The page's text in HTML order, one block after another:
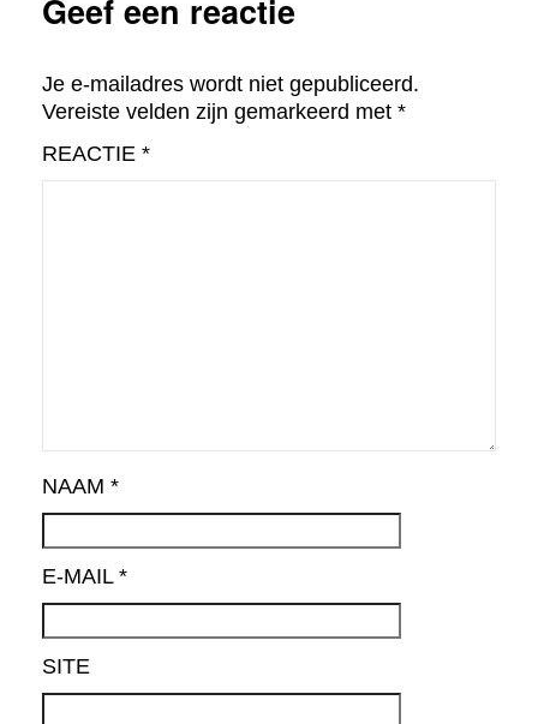
Geef een reactie
Je e-mailadres wordt niet gepubliceerd.
Vereiste velden zijn gemarkeerd met *
REACTIE *
NAAM *
E-MAIL *
SITE